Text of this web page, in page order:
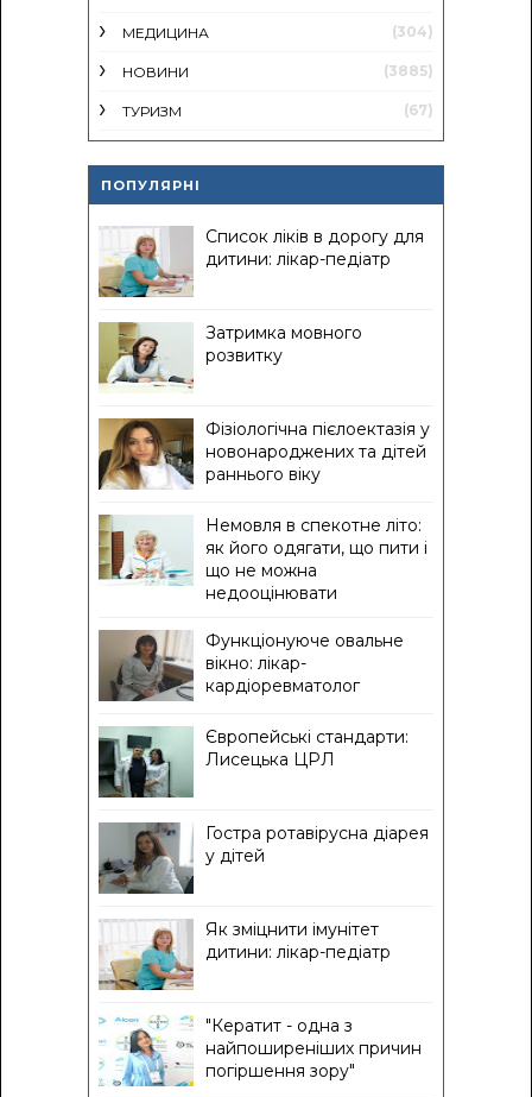
МЕДИЦИНА (304)
НОВИНИ (3885)
ТУРИЗМ (67)
ПОПУЛЯРНІ
Список ліків в дорогу для
дитини: лікар-педіатр
Затримка мовного
розвитку
Фізіологічна пієлоектазія у
новонароджених та дітей
раннього віку
Немовля в спекотне літо:
як його одягати, що пити і
що не можна
недооцінювати
Функціонуюче овальне
вікно: лікар-
кардіоревматолог
Європейські стандарти:
Лисецька ЦРЛ
Гостра ротавірусна діарея
у дітей
Як зміцнити імунітет
дитини: лікар-педіатр
"Кератит - одна з
найпоширеніших причин
погіршення зору"